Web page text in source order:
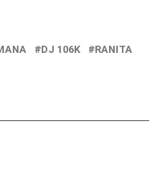
DJ 106K
RANITA